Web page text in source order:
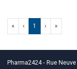
« ‹ 1 › »
Pharma2424 - Rue